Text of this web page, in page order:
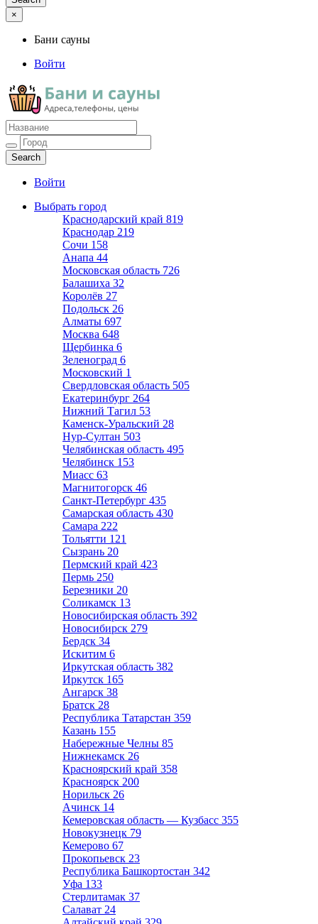
×
Бани сауны
Войти
Бани сауны
Адреса и телефоны
Войти
Выбрать город
Краснодарский край 819
Краснодар 219
Сочи 158
Анапа 44
Московская область 726
Балашиха 32
Королёв 27
Подольск 26
Алматы 697
Москва 648
Щербинка 6
Зеленоград 6
Московский 1
Свердловская область 505
Екатеринбург 264
Нижний Тагил 53
Каменск-Уральский 28
Нур-Султан 503
Челябинская область 495
Челябинск 153
Миасс 63
Магнитогорск 46
Санкт-Петербург 435
Самарская область 430
Самара 222
Тольятти 121
Сызрань 20
Пермский край 423
Пермь 250
Березники 20
Соликамск 13
Новосибирская область 392
Новосибирск 279
Бердск 34
Искитим 6
Иркутская область 382
Иркутск 165
Ангарск 38
Братск 28
Республика Татарстан 359
Казань 155
Набережные Челны 85
Нижнекамск 26
Красноярский край 358
Красноярск 200
Норильск 26
Ачинск 14
Кемеровская область — Кузбасс 355
Новокузнецк 79
Кемерово 67
Прокопьевск 23
Республика Башкортостан 342
Уфа 133
Стерлитамак 37
Салават 24